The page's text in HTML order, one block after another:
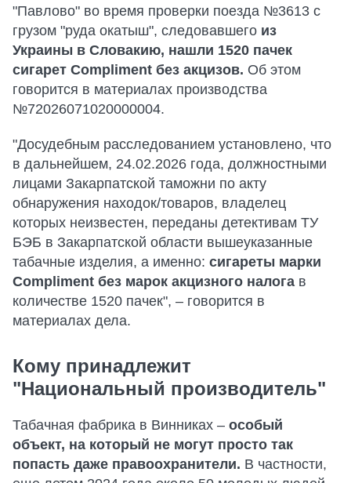
"Павлово" во время проверки поезда №3613 с
грузом "руда окатыш", следовавшего из
Украины в Словакию, нашли 1520 пачек
сигарет Compliment без акцизов. Об этом
говорится в материалах производства
№72026071020000004.
"Досудебным расследованием установлено, что
в дальнейшем, 24.02.2026 года, должностными
лицами Закарпатской таможни по акту
обнаружения находок/товаров, владелец
которых неизвестен, переданы детективам ТУ
БЭБ в Закарпатской области вышеуказанные
табачные изделия, а именно: сигареты марки
Compliment без марок акцизного налога в
количестве 1520 пачек", – говорится в
материалах дела.
Кому принадлежит
"Национальный производитель"
Табачная фабрика в Винниках – особый
объект, на который не могут просто так
попасть даже правоохранители. В частности,